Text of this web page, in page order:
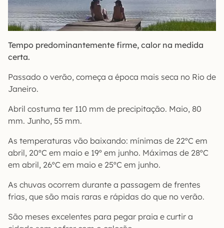
Tempo predominantemente firme, calor na medida
certa.
Passado o verão, começa a época mais seca no Rio de
Janeiro.
Abril costuma ter 110 mm de precipitação. Maio, 80
mm. Junho, 55 mm.
As temperaturas vão baixando: mínimas de 22ºC em
abril, 20ºC em maio e 19º em junho. Máximas de 28ºC
em abril, 26ºC em maio e 25ºC em junho.
As chuvas ocorrem durante a passagem de frentes
frias, que são mais raras e rápidas do que no verão.
São meses excelentes para pegar praia e curtir a